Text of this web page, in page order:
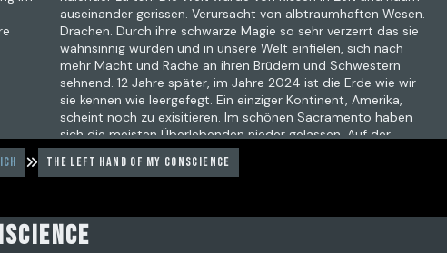
auseinander gerissen. Verursacht von albtraumhaften Wesen.
Drachen. Durch ihre schwarze Magie so sehr verzerrt das sie
wahnsinnig wurden und in unsere Welt einfielen, sich nach
mehr Macht und Rache an ihren Brüdern und Schwestern
sehnend. 12 Jahre später, im Jahre 2024 ist die Erde wie wir
sie kennen wie leergefegt. Ein einziger Kontinent, Amerika,
scheint noch zu exisitieren. Im schönen Sacramento haben
sich die meisten Überlebenden nieder gelassen. Auf der
Suche nach Alltag. Oder doch einem Abenteuer?
Ganze Storyline
The left hand of my conscience